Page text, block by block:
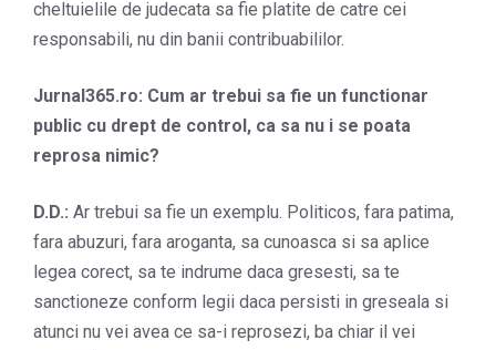
cheltuielile de judecata sa fie platite de catre cei
responsabili, nu din banii contribuabililor.
Jurnal365.ro: Cum ar trebui sa fie un functionar
public cu drept de control, ca sa nu i se poata
reprosa nimic?
D.D.: Ar trebui sa fie un exemplu. Politicos, fara patima,
fara abuzuri, fara aroganta, sa cunoasca si sa aplice
legea corect, sa te indrume daca gresesti, sa te
sanctioneze conform legii daca persisti in greseala si
atunci nu vei avea ce sa-i reprosezi, ba chiar il vei